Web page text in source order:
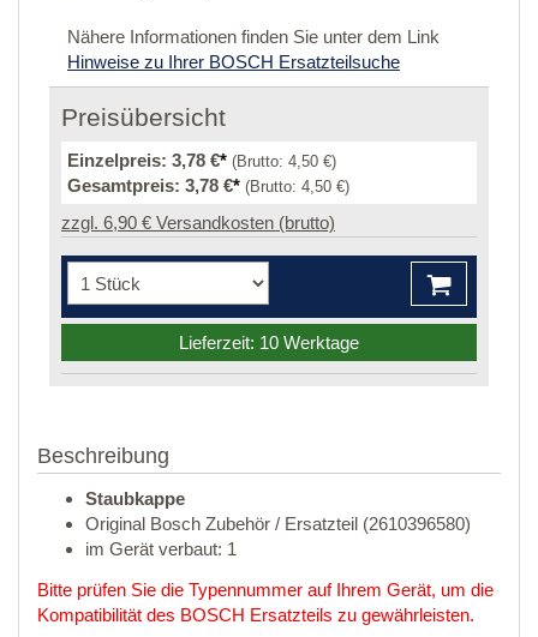
Nähere Informationen finden Sie unter dem Link
Hinweise zu Ihrer BOSCH Ersatzteilsuche
Preisübersicht
Einzelpreis: 3,78 €* (Brutto: 4,50 €)
Gesamtpreis: 3,78 €* (Brutto: 4,50 €)
zzgl. 6,90 € Versandkosten (brutto)
Lieferzeit: 10 Werktage
Beschreibung
Staubkappe
Original Bosch Zubehör / Ersatzteil (2610396580)
im Gerät verbaut: 1
Bitte prüfen Sie die Typennummer auf Ihrem Gerät, um die
Kompatibilität des BOSCH Ersatzteils zu gewährleisten.